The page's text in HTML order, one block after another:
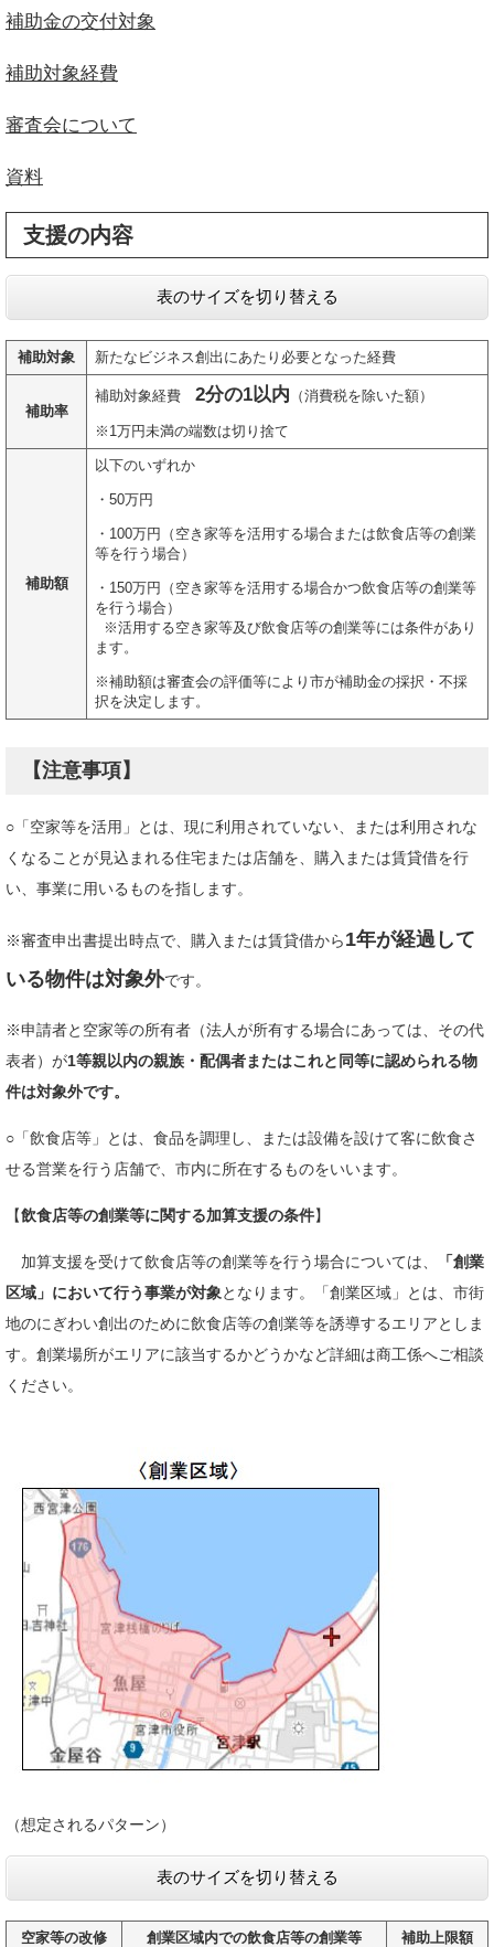
補助金の交付対象
補助対象経費
審査会について
資料
支援の内容
表のサイズを切り替える
補助対象 新たなビジネス創出にあたり必要となった経費
補助率
補助対象経費​ 2分の1以内 （消費税を除いた額）
※1万円未満の端数は切り捨て
補助額
以下のいずれか
・50万円
・100万円（空き家等を活用する場合または飲食店等の創業
等を行う場合）
・150万円（空き家等を活用する場合かつ飲食店等の創業等
を行う場合）
​ ※活用する空き家等及び飲食店等の創業等には条件があり
ます。
※補助額は審査会の評価等により市が補助金の採択・不採
択を決定します。
【注意事項】
○「空家等を活用」とは、現に利用されていない、または利用されな
くなることが見込まれる住宅または店舗を、購入または賃貸借を行
い、事業に用いるものを指します。
※審査申出書提出時点で、購入または賃貸借から1年が経過して
いる物件は対象外です。
※申請者と空家等の所有者（法人が所有する場合にあっては、その代
表者）が1等親以内の親族・配偶者またはこれと同等に認められる物
件は対象外です。
○「飲食店等」とは、食品を調理し、または設備を設けて客に飲食さ
せる営業を行う店舗で、市内に所在するものをいいます。
​【飲食店等の創業等に関する加算支援の条件】
加算支援を受けて飲食店等の創業等を行う場合については、
「創業
区域」において行う事業が対象となります。「創業区域」とは、市街
地のにぎわい創出のために飲食店等の創業等を誘導するエリアとしま
す。創業場所がエリアに該当するかどうかなど詳細は商工係へご相談
ください。
（想定されるパターン）
表のサイズを切り替える
空家等の改修 創業区域内での飲食店等の創業等 補助上限額